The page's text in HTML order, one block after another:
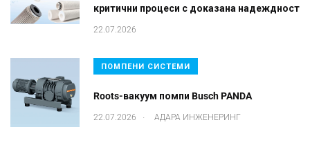
критични процеси с доказана надеждност
22.07.2026
ПОМПЕНИ СИСТЕМИ
Roots-вакуум помпи Busch PANDA
22.07.2026 . АДАРА ИНЖЕНЕРИНГ